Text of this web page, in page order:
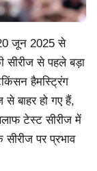
जून 2025 से
सीरीज से पहले बड़ा
हैमस्ट्रिंग
बाहर हो गए हैं,
टेस्ट सीरीज में
पर प्रभाव